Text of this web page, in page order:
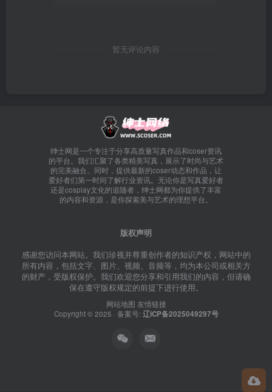
暂无评论内容
绅士网是一个专注于分享高质量写真作品和coser资讯
的平台。我们汇聚了各类精美写真，展示了时尚与艺术
的完美融合。同时，提供最新的coser动态和作品，让
爱好者们第一时间了解行业资讯。无论你是写真爱好者
还是cosplay文化的追随者，绅士网都为你提供了丰富
的内容和资源，是你探索美与艺术的理想平台。
版权声明
感谢您访问本网站。我们珍视并尊重创作者的知识产权，网站中的
所有内容，包括文字、图片、视频、音频等，均为本公司或相关方
的财产，受版权保护。我们欢迎您分享和引用我们的内容，但请确
保在遵守版权规定的前提下进行使用。
网站地图 友情链接
Copyright © 2025 · 备案号: 辽ICP备2025049297号